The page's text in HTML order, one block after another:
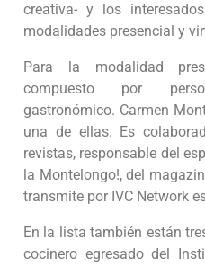
creativa- y los
modalidades presencial y
Para la modalidad
compuesto por
gastronómico. Carmen
una de ellas. Es
revistas, responsable del
la Montelongo!, del
transmite por IVC Network
En la lista también están
cocinero egresado del